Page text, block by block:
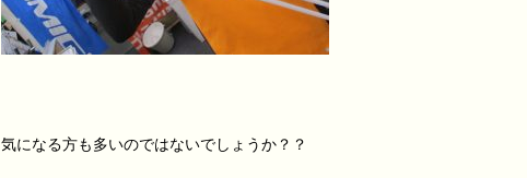
気になる方も多いのではないでしょうか？？